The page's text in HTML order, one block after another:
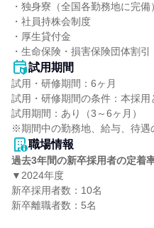
・独身寮（全国各勤務地に完
・社員持株会制度
・厚生貸付金
・生命保険・損害保険団体割引
試用期間
試用・研修期間：6ヶ月
試用・研修期間の条件：本採用
試用期間：あり（3～6ヶ月）
職場情報
過去3年間の新卒採用者の定着
▼2024年度
新卒採用者数：10名
新卒離職者数：5名